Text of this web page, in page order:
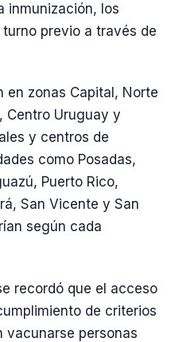
inmunización, los
previo a través de
en zonas Capital, Norte
Centro Uruguay y
y centros de
como Posadas,
Puerto Rico,
San Vicente y San
según cada
recordó que el acceso
de criterios
vacunarse personas